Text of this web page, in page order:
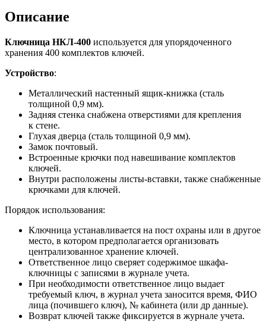
Описание
Ключница НКЛ-400 используется для упорядоченного
хранения 400 комплектов ключей.
Устройство:
Металлический настенный ящик-книжка (сталь
толщиной 0,9 мм).
Задняя стенка снабжена отверстиями для крепления
к стене.
Глухая дверца (сталь толщиной 0,9 мм).
Замок почтовый.
Встроенные крючки под навешивание комплектов
ключей.
Внутри расположены листы-вставки, также снабженные
крючками для ключей.
Порядок использования:
Ключница устанавливается на пост охраны или в другое
место, в котором предполагается организовать
централизованное хранение ключей.
Ответственное лицо сверяет содержимое шкафа-
ключницы с записями в журнале учета.
При необходимости ответственное лицо выдает
требуемый ключ, в журнал учета заносится время, ФИО
лица (почившего ключ), № кабинета (или др данные).
Возврат ключей также фиксируется в журнале учета.